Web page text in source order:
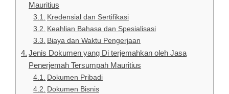
Mauritius
Kredensial dan Sertifikasi
Keahlian Bahasa dan Spesialisasi
Biaya dan Waktu Pengerjaan
Jenis Dokumen yang Di terjemahkan oleh Jasa
Penerjemah Tersumpah Mauritius
Dokumen Pribadi
Dokumen Bisnis